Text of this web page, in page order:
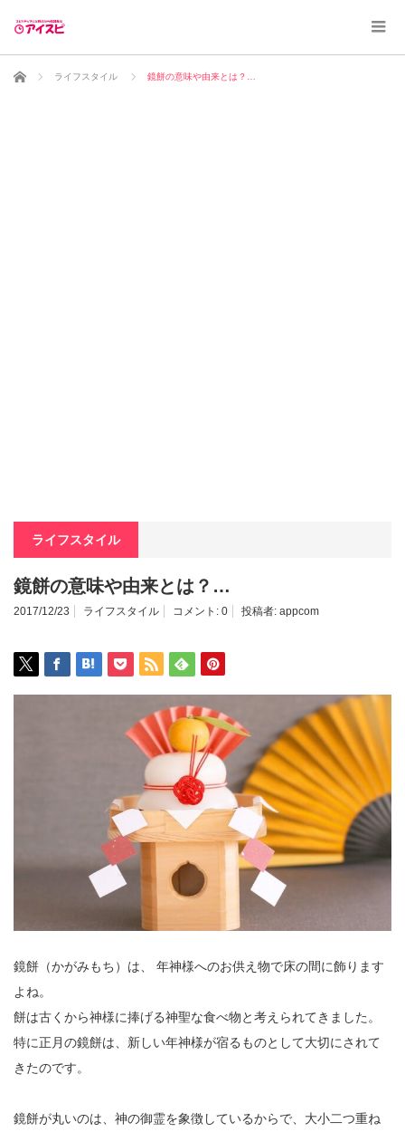
ホーム ライフスタイル 鏡餅の意味や由来とは？…
ライフスタイル
鏡餅の意味や由来とは？…
2017/12/23 ライフスタイル コメント: 0 投稿者: appcom
鏡餅（かがみもち）は、 年神様へのお供え物で床の間に飾ります
よね。
餅は古くから神様に捧げる神聖な食べ物と考えられてきました。
特に正月の鏡餅は、新しい年神様が宿るものとして大切にされて
きたのです。
鏡餅が丸いのは、神の御霊を象徴しているからで、大小二つ重ね